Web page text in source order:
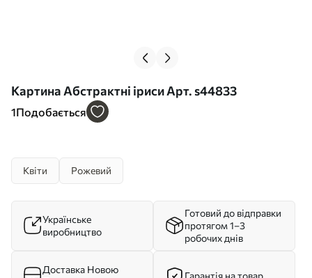
Картина Абстрактні іриси Арт. s44833
1Подобається
Квіти Рожевий
Українське
виробництво
Готовий до відправки
протягом 1–3
робочих днів
Доставка Новою
Гарантія на товар